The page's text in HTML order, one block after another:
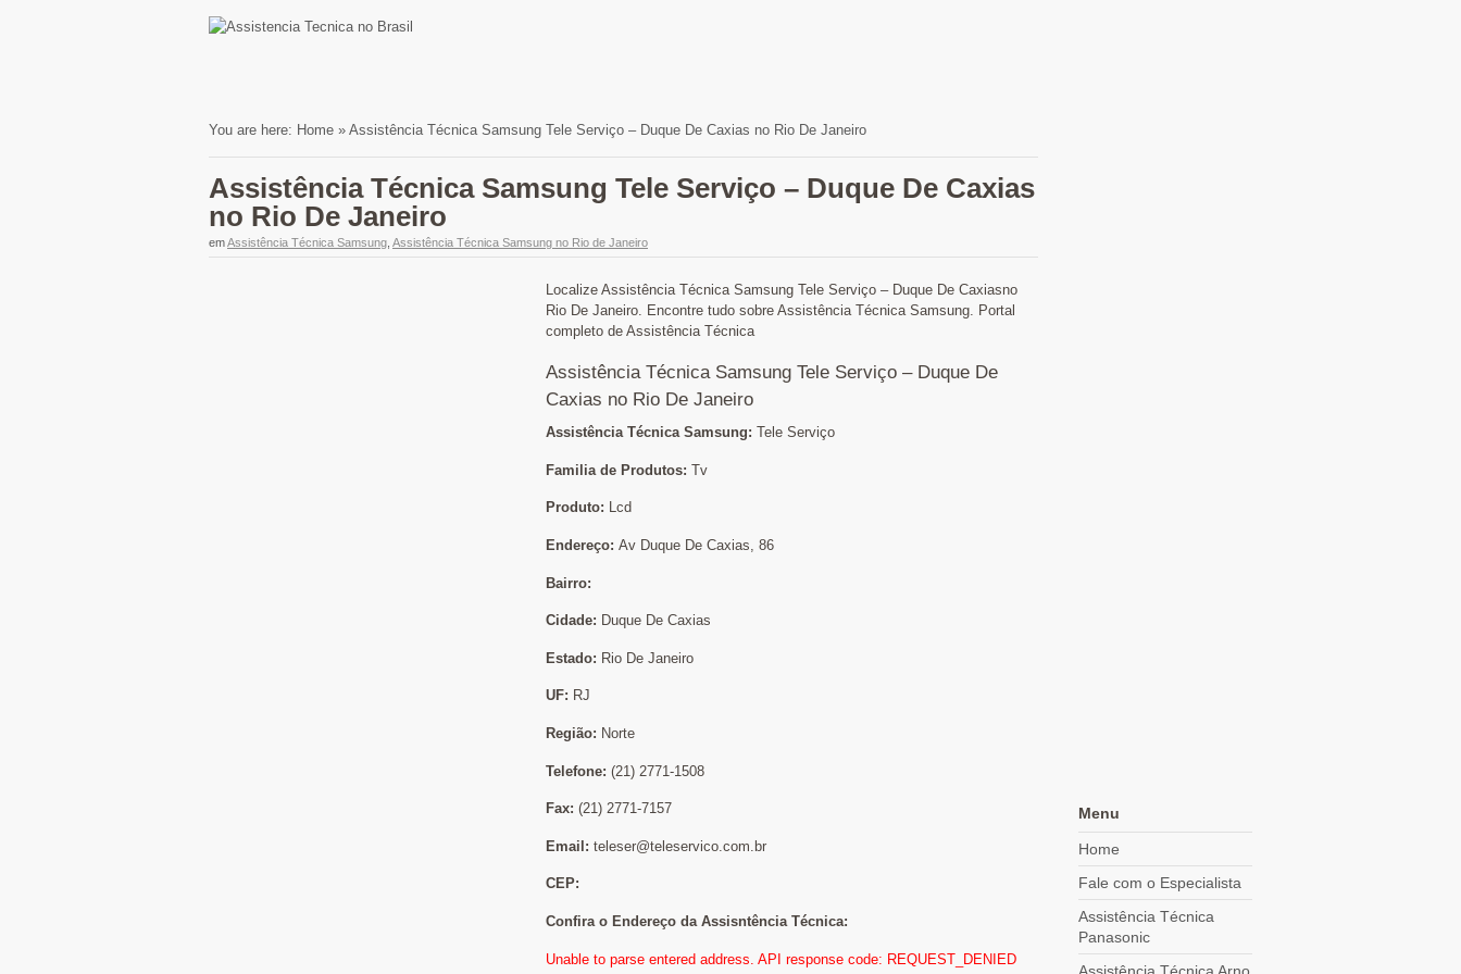
You are here: Home » Assistência Técnica Samsung Tele Serviço – Duque De Caxias no Rio De Janeiro
Assistência Técnica Samsung Tele Serviço – Duque De Caxias
no Rio De Janeiro
emAssistência Técnica Samsung Assistência Técnica Samsung no Rio de Janeiro
Localize Assistência Técnica Samsung Tele Serviço – Duque De Caxiasno
Rio De Janeiro. Encontre tudo sobre Assistência Técnica Samsung. Portal
completo de Assistência Técnica
Assistência Técnica Samsung Tele Serviço – Duque De
Caxias no Rio De Janeiro
Assistência Técnica Samsung: Tele Serviço
Familia de Produtos: Tv
Produto: Lcd
Endereço: Av Duque De Caxias, 86
Bairro:
Cidade: Duque De Caxias
Estado: Rio De Janeiro
UF: RJ
Região: Norte
Telefone: (21) 2771-1508
Fax: (21) 2771-7157
Email: teleser@teleservico.com.br
CEP:
Confira o Endereço da Assisntência Técnica:
Unable to parse entered address. API response code: REQUEST_DENIED
Menu
Home
Fale com o Especialista
Assistência Técnica
Panasonic